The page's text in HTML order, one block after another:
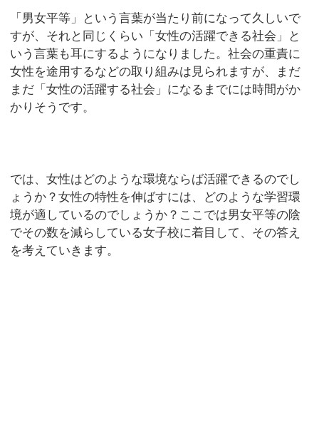
「男女平等」という言葉が当たり前になって久しいで
すが、それと同じくらい「女性の活躍できる社会」と
いう言葉も耳にするようになりました。社会の重責に
女性を途用するなどの取り組みは見られますが、まだ
まだ「女性の活躍する社会」になるまでには時間がか
かりそうです。
では、女性はどのような環境ならば活躍できるのでし
ょうか？女性の特性を伸ばすには、どのような学習環
境が適しているのでしょうか？ここでは男女平等の陰
でその数を減らしている女子校に着目して、その答え
を考えていきます。